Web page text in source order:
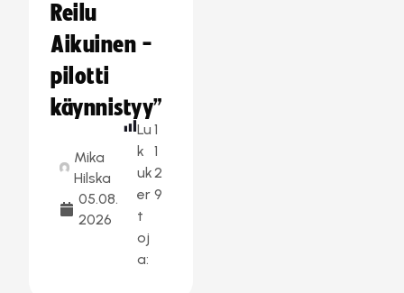
Reilu
Aikuinen -
pilotti
käynnistyy”
Mika
Hilska
05.08.
2026
Lu
k
uk
er
t
oj
a:
1
1
2
9